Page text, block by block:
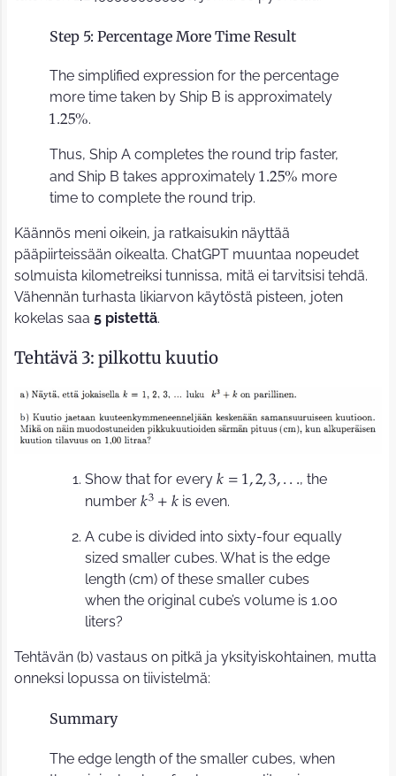
Step 5: Percentage More Time Result
The simplified expression for the percentage
more time taken by Ship B is approximately
1.25%.
Thus, Ship A completes the round trip faster,
and Ship B takes approximately 1.25% more
time to complete the round trip.
Käännös meni oikein, ja ratkaisukin näyttää
pääpiirteissään oikealta. ChatGPT muuntaa nopeudet
solmuista kilometreiksi tunnissa, mitä ei tarvitsisi tehdä.
Vähennän turhasta likiarvon käytöstä pisteen, joten
kokelas saa 5 pistettä.
Tehtävä 3: pilkottu kuutio
Show that for every 𝑘 =1,2,3,.. ., the
number 𝑘3 +𝑘is even.
A cube is divided into sixty-four equally
sized smaller cubes. What is the edge
length (cm) of these smaller cubes
when the original cube’s volume is 1.00
liters?
Tehtävän (b) vastaus on pitkä ja yksityiskohtainen, mutta
onneksi lopussa on tiivistelmä:
Summary
The edge length of the smaller cubes, when